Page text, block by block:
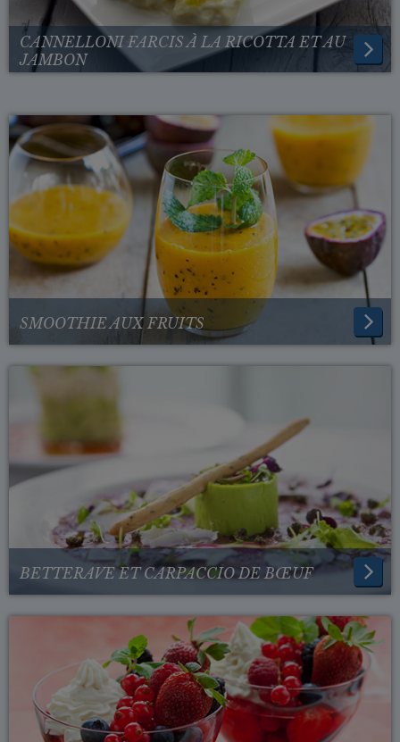
CANNELLONI FARCIS À LA RICOTTA ET AU
JAMBON
SMOOTHIE AUX FRUITS
BETTERAVE ET CARPACCIO DE BŒUF